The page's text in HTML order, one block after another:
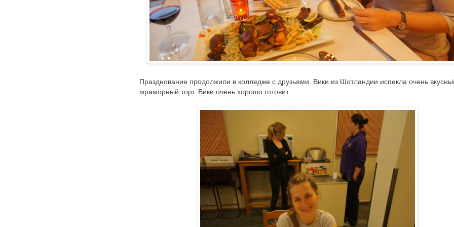
Празднование продолжили в колледже с друзьями. Вики из Шотландии испекла очень
мраморный торт. Вики очень хорошо готовит.